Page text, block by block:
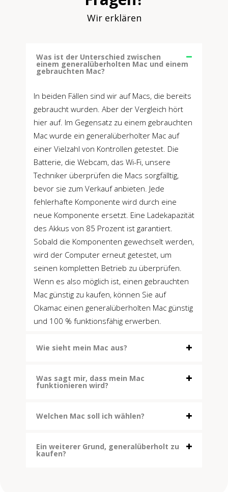
Wir erklären
Was ist der Unterschied zwischen
einem generalüberholten Mac und einem
gebrauchten Mac?
In beiden Fällen sind wir auf Macs, die bereits
gebraucht wurden. Aber der Vergleich hört
hier auf. Im Gegensatz zu einem gebrauchten
Mac wurde ein generalüberholter Mac auf
einer Vielzahl von Kontrollen getestet. Die
Batterie, die Webcam, das Wi-Fi, unsere
Techniker überprüfen die Macs sorgfälltig,
bevor sie zum Verkauf anbieten. Jede
fehlerhafte Komponente wird durch eine
neue Komponente ersetzt. Eine Ladekapazität
des Akkus von 85 Prozent ist garantiert.
Sobald die Komponenten gewechselt werden,
wird der Computer erneut getestet, um
seinen kompletten Betrieb zu überprüfen.
Wenn es also möglich ist, einen gebrauchten
Mac günstig zu kaufen, können Sie auf
Okamac einen generalüberholten Mac günstig
und 100 % funktionsfähig erwerben.
Wie sieht mein Mac aus?
Was sagt mir, dass mein Mac
funktionieren wird?
Welchen Mac soll ich wählen?
Ein weiterer Grund, generalüberholt zu
kaufen?